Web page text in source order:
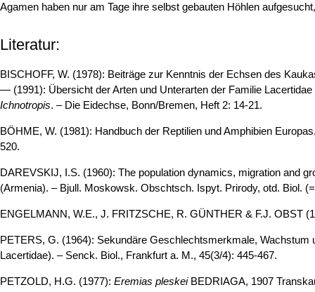
Agamen haben nur am Tage ihre selbst gebauten Höhlen
Literatur:
BISCHOFF, W. (1978): Beiträge zur Kenntnis der Echsen des
— (1991): Übersicht der Arten und Unterarten der Familie
Ichnotropis. – Die Eidechse, Bonn/Bremen, Heft 2: 14-21.
BÖHME, W. (1981): Handbuch der Reptilien und Amphibien
520.
DAREVSKIJ, I.S. (1960): The population dynamics, migration and
(Armenia). – Bjull. Moskowsk. Obschtsch. Ispyt. Prirody, otd. Biol.
ENGELMANN, W.E., J. FRITZSCHE, R. GÜNTHER & F.J. OBST
PETERS, G. (1964): Sekundäre Geschlechtsmerkmale,
Lacertidae). – Senck. Biol., Frankfurt a. M., 45(3/4): 445-467.
PETZOLD, H.G. (1977): Eremias pleskeiBEDRIAGA, 1907